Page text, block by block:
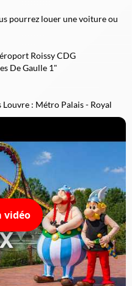
pourrez louer une voiture ou
Roissy CDG
De Gaulle 1"
: Métro Palais - Royal
vidéo